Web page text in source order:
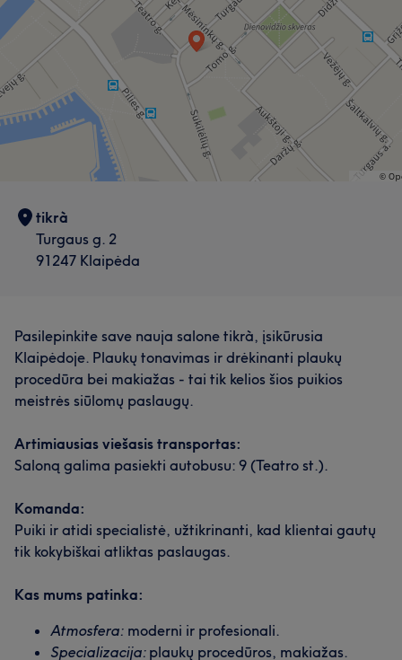
tikrà
Turgaus g. 2
91247 Klaipėda
Pasilepinkite save nauja salone tikrà, įsikūrusia
Klaipėdoje. Plaukų tonavimas ir drėkinanti plaukų
procedūra bei makiažas - tai tik kelios šios puikios
meistrės siūlomų paslaugų.
Artimiausias viešasis transportas:
Saloną galima pasiekti autobusu: 9 (Teatro st.).
Komanda:
Puiki ir atidi specialistė, užtikrinanti, kad klientai gautų
tik kokybiškai atliktas paslaugas.
Kas mums patinka:
Atmosfera: moderni ir profesionali.
Specializacija: plaukų procedūros, makiažas.